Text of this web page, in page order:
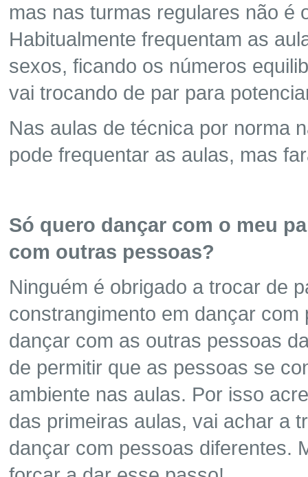
mas nas turmas regulares não é
Habitualmente frequentam as
sexos, ficando os números
vai trocando de par para
Nas aulas de técnica por norma
pode frequentar as aulas, mas
Só quero dançar com o meu
com outras pessoas?
Ninguém é obrigado a trocar de
constrangimento em dançar
dançar com as outras pessoas
de permitir que as pessoas se
ambiente nas aulas. Por isso
das primeiras aulas, vai achar a
dançar com pessoas diferentes.